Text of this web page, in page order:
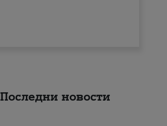
Последни новости